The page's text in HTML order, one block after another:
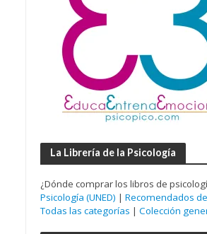
La Librería de la Psicología
¿Dónde comprar los libros de
Psicología (UNED) | Recomendados
Todas las categorías | Colección